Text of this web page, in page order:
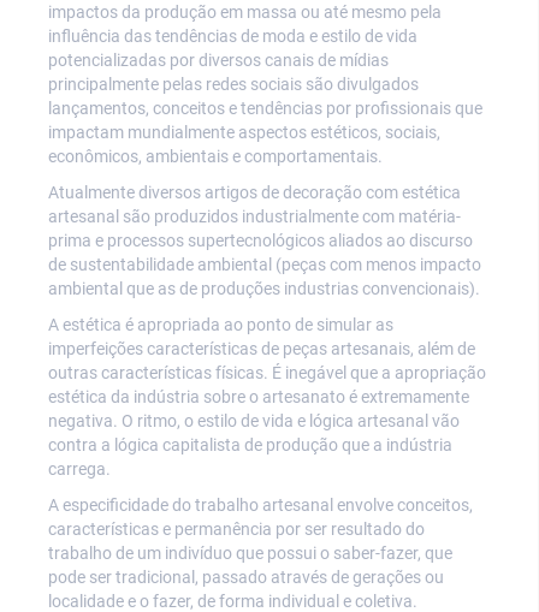
impactos da produção em massa ou até mesmo pela
influência das tendências de moda e estilo de vida
potencializadas por diversos canais de mídias
principalmente pelas redes sociais são divulgados
lançamentos, conceitos e tendências por profissionais que
impactam mundialmente aspectos estéticos, sociais,
econômicos, ambientais e comportamentais.
Atualmente diversos artigos de decoração com estética
artesanal são produzidos industrialmente com matéria-
prima e processos supertecnológicos aliados ao discurso
de sustentabilidade ambiental (peças com menos impacto
ambiental que as de produções industrias convencionais).
A estética é apropriada ao ponto de simular as
imperfeições características de peças artesanais, além de
outras características físicas. É inegável que a apropriação
estética da indústria sobre o artesanato é extremamente
negativa. O ritmo, o estilo de vida e lógica artesanal vão
contra a lógica capitalista de produção que a indústria
carrega.
A especificidade do trabalho artesanal envolve conceitos,
características e permanência por ser resultado do
trabalho de um indivíduo que possui o saber-fazer, que
pode ser tradicional, passado através de gerações ou
localidade e o fazer, de forma individual e coletiva.